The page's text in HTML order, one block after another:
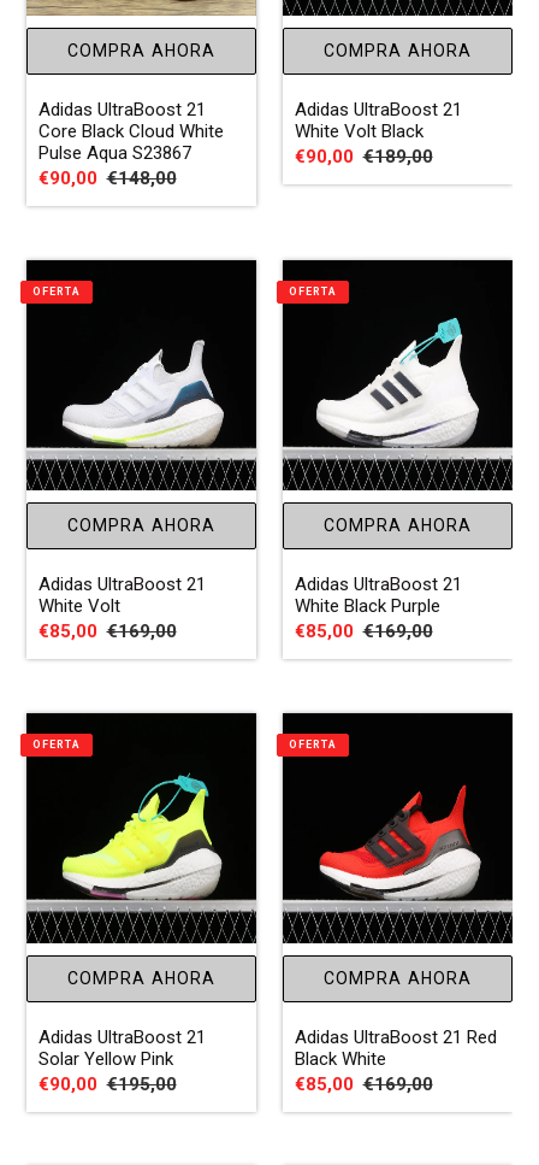
:
COMPRA AHORA
Adidas UltraBoost 21
Core Black Cloud White
Pulse Aqua S23867
Precio
de
€90,00 Precio
habitual
€148,00
COMPRA AHORA
Adidas UltraBoost 21
White Volt Black
Precio
de
€90,00 Precio
habitual
€189,00
COMPRA AHORA
Adidas UltraBoost 21
White Volt
Precio
de
€85,00 Precio
habitual
€169,00
OFERTA
COMPRA AHORA
Adidas UltraBoost 21
White Black Purple
Precio
de
€85,00 Precio
habitual
€169,00
OFERTA
COMPRA AHORA
Adidas UltraBoost 21
Solar Yellow Pink
Precio
de
€90,00 Precio
habitual
€195,00
OFERTA
COMPRA AHORA
Adidas UltraBoost 21 Red
Black White
Precio
de
€85,00 Precio
habitual
€169,00
OFERTA